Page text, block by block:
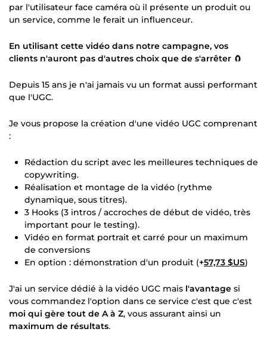
par l'utilisateur face caméra où il présente un produit ou
un service, comme le ferait un influenceur.
En utilisant cette vidéo dans notre campagne, vos
clients n'auront pas d'autres choix que de s'arrêter 🧲
Depuis 15 ans je n'ai jamais vu un format aussi performant
que l'UGC.
Je vous propose la création d'une vidéo UGC comprenant
:
Rédaction du script avec les meilleures techniques de
copywriting.
Réalisation et montage de la vidéo (rythme
dynamique, sous titres).
3 Hooks (3 intros / accroches de début de vidéo, très
important pour le testing).
Vidéo en format portrait et carré pour un maximum
de conversions
En option : démonstration d'un produit (+57,73 $US)
J'ai un service dédié à la vidéo UGC mais l'avantage si
vous commandez l'option dans ce service c'est que c'est
moi qui gère tout de A à Z, vous assurant ainsi un
maximum de résultats.